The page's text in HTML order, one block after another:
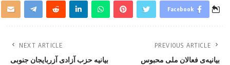
Facebook
PREVIOUS ARTICLE
بیانیه‌ی فعالان ملی محبوس
NEXT ARTICLE
بیانیه حزب آزادی آزربایجان جنوبی